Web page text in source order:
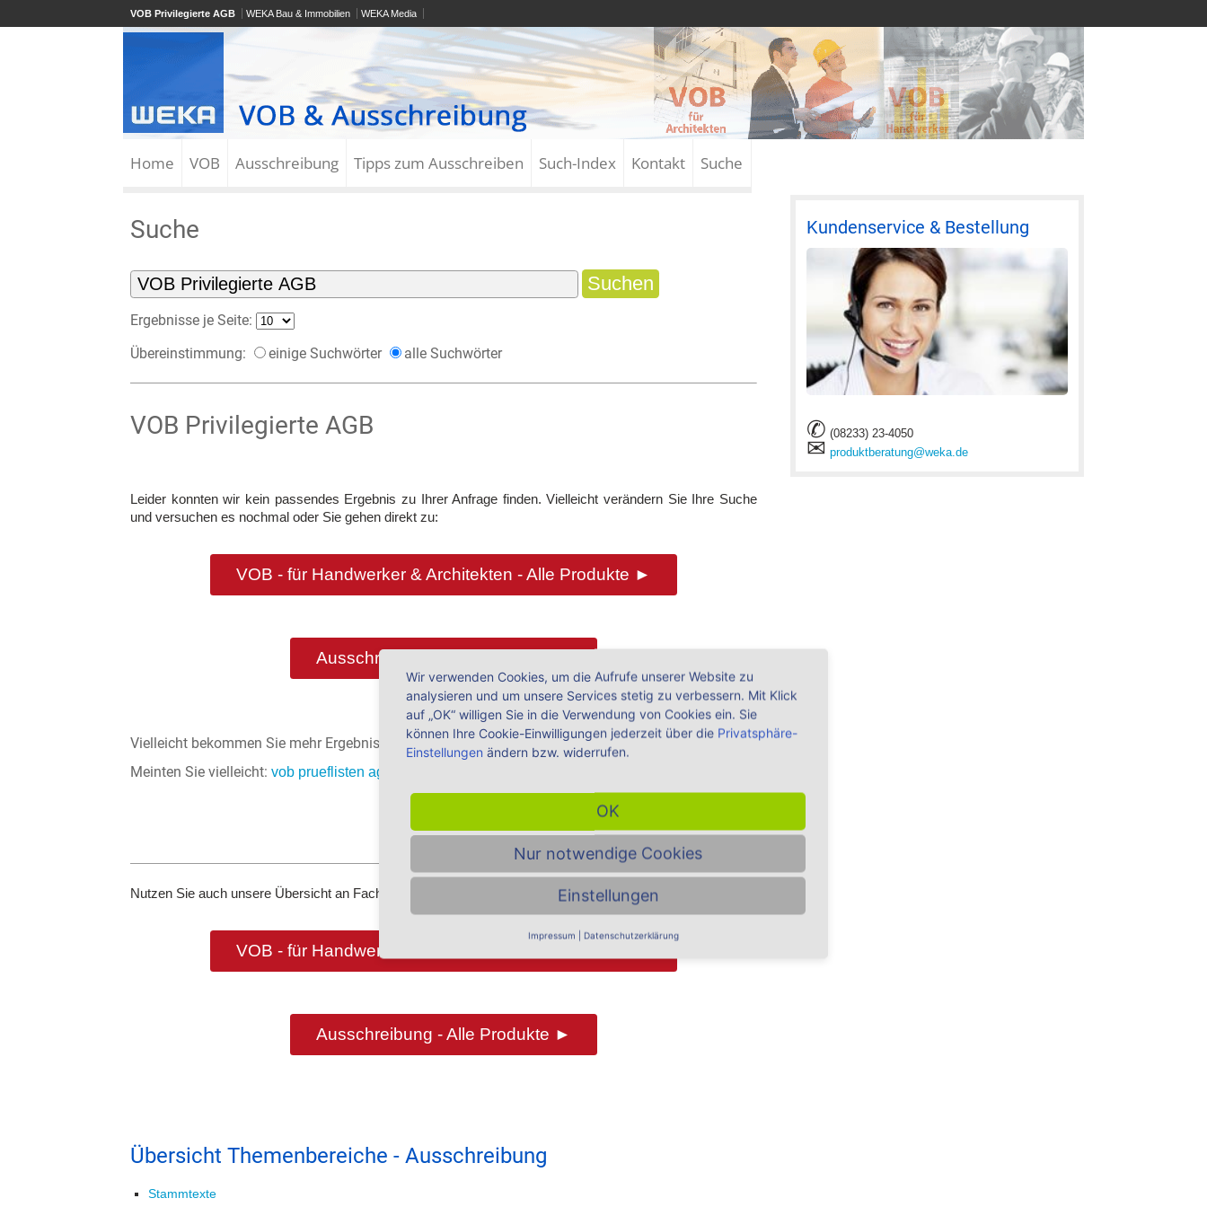
VOB Privilegierte AGB WEKA Bau & Immobilien WEKA Media
Home VOB Ausschreibung Tipps zum Ausschreiben Such-Index Kontakt Suche
Suche
Ergebnisse je Seite:
Übereinstimmung:
einige Suchwörter alle Suchwörter
VOB Privilegierte AGB
Leider konnten wir kein passendes Ergebnis zu Ihrer Anfrage finden. Vielleicht verändern Sie Ihre Suche
und versuchen es nochmal oder Sie gehen direkt zu:
VOB - für Handwerker & Architekten - Alle Produkte ►
Ausschreibung - Alle Produkte ►
Vielleicht bekommen Sie mehr Ergebnisse bei der Suche nach einigen Ausdrücken.
Meinten Sie vielleicht: vob prueflisten agb
Nutzen Sie auch unsere Übersicht an Fachbegriffen im
VOB - für Handwerker & Architekten - Alle Produkte ►
Ausschreibung - Alle Produkte ►
Übersicht Themenbereiche - Ausschreibung
Stammtexte
Kundenservice & Bestellung
✆ (08233) 23-4050
✉ produktberatung@weka.de
Wir verwenden Cookies, um die Aufrufe unserer Website zu
analysieren und um unsere Services stetig zu verbessern. Mit Klick
auf „OK“ willigen Sie in die Verwendung von Cookies ein. Sie
können Ihre Cookie-Einwilligungen jederzeit über die Privatsphäre-
Einstellungen ändern bzw. widerrufen.
OK
Nur notwendige Cookies
Einstellungen
Impressum | Datenschutzerklärung